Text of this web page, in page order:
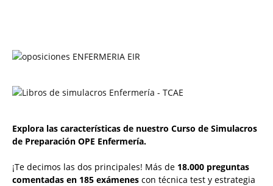
Explora las características de nuestro Curso de Simulacros
de Preparación OPE Enfermería.
¡Te decimos las dos principales! Más de 18.000 preguntas
comentadas en 185 exámenes con técnica test y estrategia